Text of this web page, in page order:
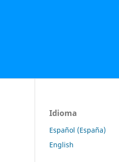
Idioma
Español (España)
English